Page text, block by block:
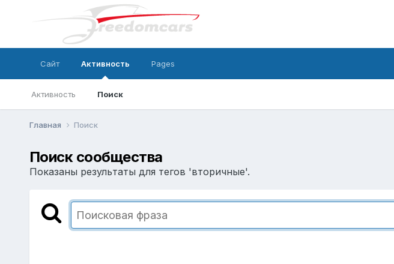
Сайт Активность
Активность Поиск
Pages
Главная Поиск
Поиск сообщества
Показаны результаты для тегов 'вторичные'.